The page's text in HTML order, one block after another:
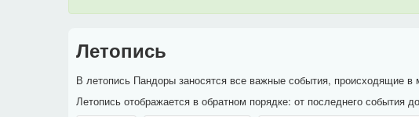
Летопись
В летопись Пандоры заносятся все важные события, происходящие в
Летопись отображается в обратном порядке: от последнего события